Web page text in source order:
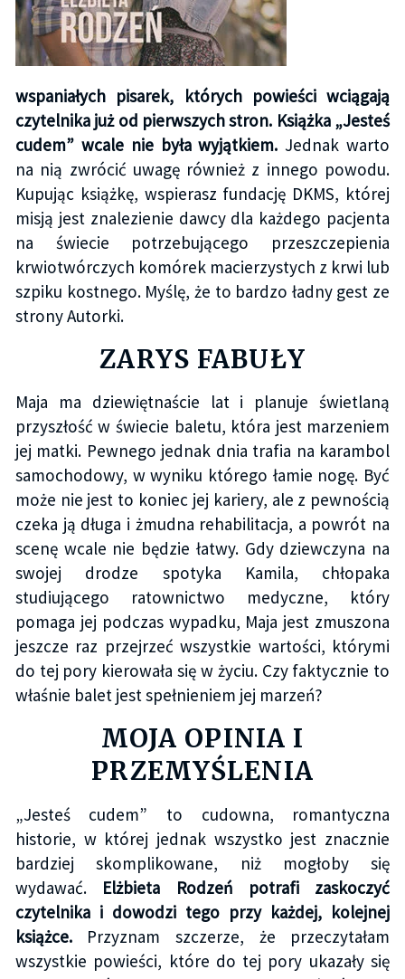
wspaniałych pisarek, których powieści wciągają
czytelnika już od pierwszych stron. Książka „Jesteś
cudem” wcale nie była wyjątkiem. Jednak warto
na nią zwrócić uwagę również z innego powodu.
Kupując książkę, wspierasz fundację DKMS, której
misją jest znalezienie dawcy dla każdego pacjenta
na świecie potrzebującego przeszczepienia
krwiotwórczych komórek macierzystych z krwi lub
szpiku kostnego. Myślę, że to bardzo ładny gest ze
strony Autorki.
ZARYS FABUŁY
Maja ma dziewiętnaście lat i planuje świetlaną
przyszłość w świecie baletu, która jest marzeniem
jej matki. Pewnego jednak dnia trafia na karambol
samochodowy, w wyniku którego łamie nogę. Być
może nie jest to koniec jej kariery, ale z pewnością
czeka ją długa i żmudna rehabilitacja, a powrót na
scenę wcale nie będzie łatwy. Gdy dziewczyna na
swojej drodze spotyka Kamila, chłopaka
studiującego ratownictwo medyczne, który
pomaga jej podczas wypadku, Maja jest zmuszona
jeszcze raz przejrzeć wszystkie wartości, którymi
do tej pory kierowała się w życiu. Czy faktycznie to
właśnie balet jest spełnieniem jej marzeń?
MOJA OPINIA I
PRZEMYŚLENIA
„Jesteś cudem” to cudowna, romantyczna
historie, w której jednak wszystko jest znacznie
bardziej skomplikowane, niż mogłoby się
wydawać. Elżbieta Rodzeń potrafi zaskoczyć
czytelnika i dowodzi tego przy każdej, kolejnej
książce.Przyznam szczerze, że przeczytałam
wszystkie powieści, które do tej pory ukazały się